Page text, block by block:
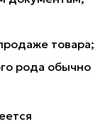
товара;
рода обычно